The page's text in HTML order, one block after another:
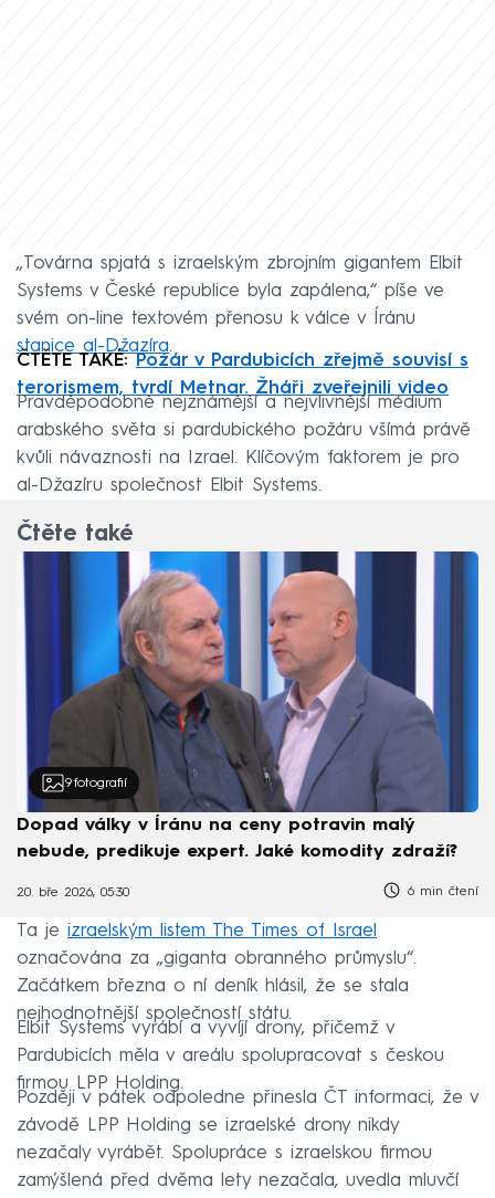
„Továrna spjatá s izraelským zbrojním gigantem Elbit
Systems v České republice byla zapálena,“ píše ve
svém on-line textovém přenosu k válce v Íránu
stanice al-Džazíra.
ČTĚTE TAKÉ:
Požár v Pardubicích zřejmě souvisí s
terorismem, tvrdí Metnar. Žháři zveřejnili video
Pravděpodobně nejznámější a nejvlivnější médium
arabského světa si pardubického požáru všímá právě
kvůli návaznosti na Izrael. Klíčovým faktorem je pro
al-Džazíru společnost Elbit Systems.
Čtěte také
9 fotografií
Dopad války v Íránu na ceny potravin malý
nebude, predikuje expert. Jaké komodity zdraží?
20. bře 2026, 05:30 6 min čtení
Ta je izraelským listem The Times of Israel
označována za „giganta obranného průmyslu“.
Začátkem března o ní deník hlásil, že se stala
nejhodnotnější společností státu.
Elbit Systems vyrábí a vyvíjí drony, přičemž v
Pardubicích měla v areálu spolupracovat s českou
firmou LPP Holding.
Později v pátek odpoledne přinesla ČT informaci, že v
závodě LPP Holding se izraelské drony nikdy
nezačaly vyrábět. Spolupráce s izraelskou firmou
zamýšlená před dvěma lety nezačala, uvedla mluvčí